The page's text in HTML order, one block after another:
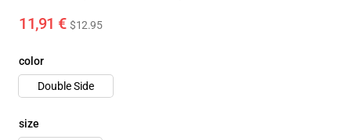
11,91 € $12.95
color
Double Side
size